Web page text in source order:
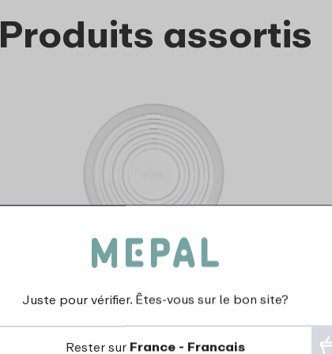
Produits assortis
Couvercle micro-ondes
649
Juste pour vérifier. Êtes-vous sur le bon site?
Rester sur France - Francais